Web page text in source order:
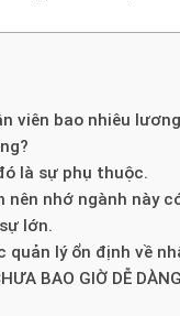
viên bao nhiêu
là sự phụ thuộc.
nên nhớ ngành này
lớn.
quản lý ổn định về
BAO GIỜ DỄ